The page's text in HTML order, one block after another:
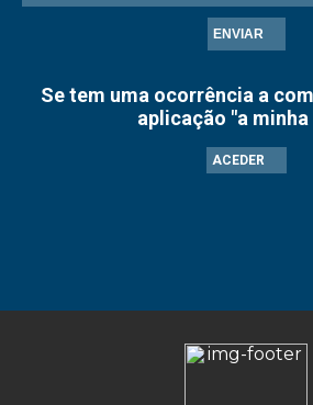
ENVIAR
Se tem uma ocorrência a
aplicação "a minha
ACEDER